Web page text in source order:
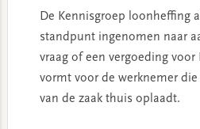
De Kennisgroep loonheffing
standpunt ingenomen naar
vraag of een vergoeding voor
vormt voor de werknemer
van de zaak thuis oplaadt.